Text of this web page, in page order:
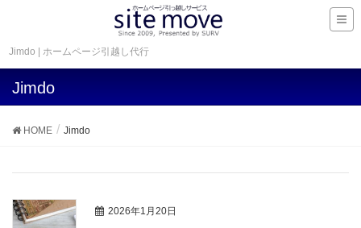
Jimdo | ホームページ引越し代行
Jimdo
HOME Jimdo
2026年1月20日